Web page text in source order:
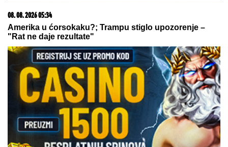
08. 08. 2026 05:34
Amerika u ćorsokaku?; Trampu stiglo upozorenje –
"Rat ne daje rezultate"